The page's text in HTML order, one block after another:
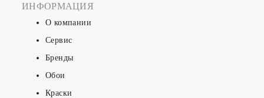
ИНФОРМАЦИЯ
О компании
Сервис
Бренды
Обои
Краски